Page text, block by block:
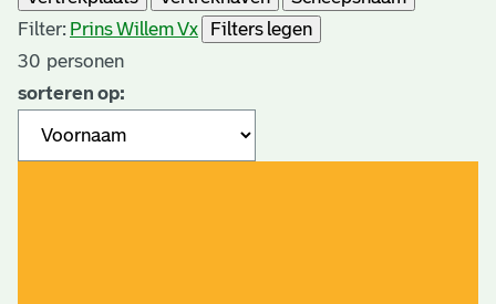
Filter: Prins Willem Vx
Filters legen
30 personen
sorteren op: